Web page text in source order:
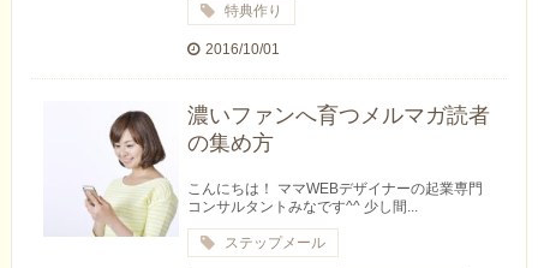
特典作り
2016/10/01
濃いファンへ育つメルマガ読者
の集め方
こんにちは！ ママWEBデザイナーの起業専門
コンサルタントみなです^^ 少し間...
ステップメール